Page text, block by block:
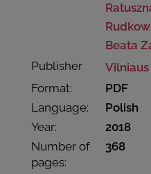
Beata
Publisher
Format:
PDF
Language:
Polish
Year:
2018
Number of
pages:
368